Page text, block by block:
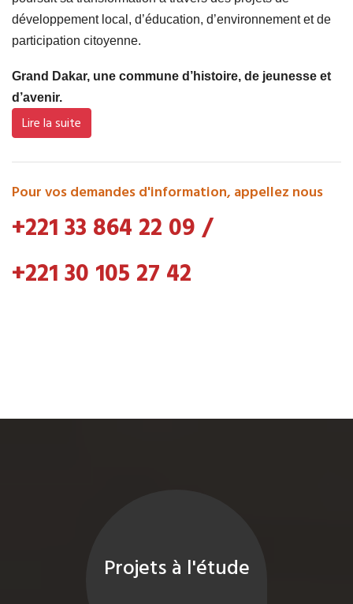
développement local, d’éducation, d’environnement et de
participation citoyenne.
Grand Dakar, une commune d’histoire, de jeunesse et
d’avenir.
Lire la suite
Pour vos demandes d'information, appellez nous
+221 33 864 22 09/
+221 30 105 27 42
Projets à l'étude